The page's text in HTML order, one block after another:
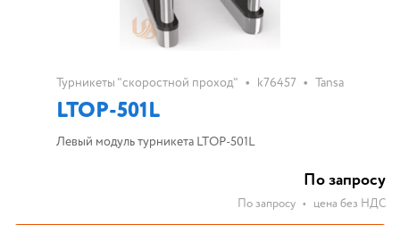
Турникеты "скоростной проход" • k76457 • Tansa
LTOP-501L
Левый модуль турникета LTOP-501L
По запросу
По запросу • цена без НДС